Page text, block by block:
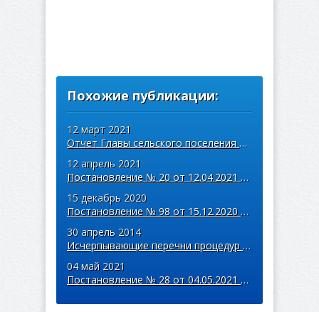
Похожие публикации:
12 март 2021
Отчет Главы сельского поселения Арзамасцевка об итогах
12 апрель 2021
Постановление № 20 от 12.04.2021 года
15 декабрь 2020
Постановление № 98 от 15.12.2020 года
30 апрель 2014
Исчерпывающие перечни процедур в сфере строительства и ЖКХ
04 май 2021
Постановление № 28 от 04.05.2021 года